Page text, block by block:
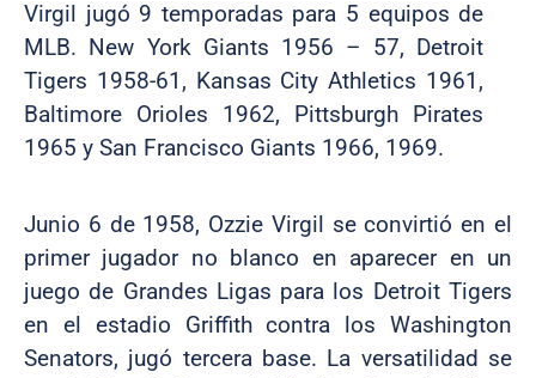
Virgil jugó 9 temporadas para 5 equipos de
MLB. New York Giants 1956 – 57, Detroit
Tigers 1958-61, Kansas City Athletics 1961,
Baltimore Orioles 1962, Pittsburgh Pirates
1965 y San Francisco Giants 1966, 1969.
Junio 6 de 1958, Ozzie Virgil se convirtió en el
primer jugador no blanco en aparecer en un
juego de Grandes Ligas para los Detroit Tigers
en el estadio Griffith contra los Washington
Senators, jugó tercera base. La versatilidad se